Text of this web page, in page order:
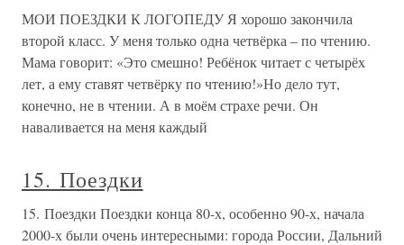
МОИ ПОЕЗДКИ К ЛОГОПЕДУ Я хорошо закончила
второй класс. У меня только одна четвёрка – по чтению.
Мама говорит: «Это смешно! Ребёнок читает с четырёх
лет, а ему ставят четвёрку по чтению!»Но дело тут,
конечно, не в чтении. А в моём страхе речи. Он
наваливается на меня каждый
15. Поездки
15. Поездки Поездки конца 80-х, особенно 90-х, начала
2000-х были очень интересными: города России, Дальний